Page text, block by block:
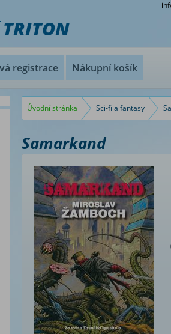
registrace Nákupní košík
Úvodní stránka Sci-fi a fantasy
Samarkand